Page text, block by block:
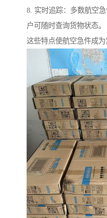
8. 实时追踪：多数航空
户可随时查询货物状态。
这些特点使航空急件成为